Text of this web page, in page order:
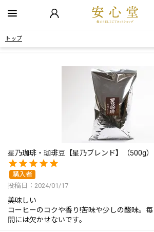
トップ
星乃珈琲・珈琲豆【星乃ブレンド】（500g）
購入者
投稿日
2024/01/17
美味しい
コーヒーのコクや香り!苦味や少しの酸味。
間には欠かせないです。